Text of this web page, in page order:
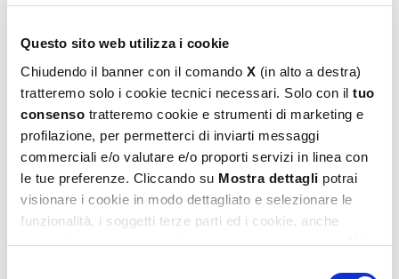
Questo sito web utilizza i cookie
Chiudendo il banner con il comando X (in alto a destra)
tratteremo solo i cookie tecnici necessari. Solo con il tuo
consenso tratteremo cookie e strumenti di marketing e
profilazione, per permetterci di inviarti messaggi
commerciali e/o valutare e/o proporti servizi in linea con
le tue preferenze. Cliccando su Mostra dettagli potrai
visionare i cookie in modo dettagliato e selezionare le
funzionalità, i soggetti terze parti ed i cookie, anche
eventualmente raggruppati per categorie omogenee. Nel
Care Bears Make Up Set
16,99 €